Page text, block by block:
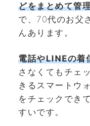
どをまとめて管
で、70代のお父
んあります。
電話やLINEの着
さなくてもチェ
きるスマートウ
をチェックでき
すいです。